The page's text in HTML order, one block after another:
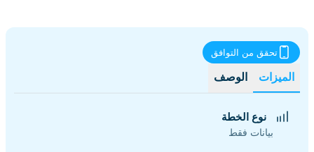
الميزات الوصف
تحقق من التوافق
نوع الخطة
بيانات فقط